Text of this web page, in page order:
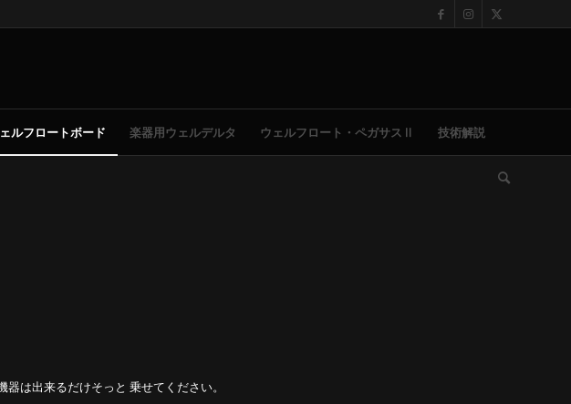
ルフロートボード 楽器用ウェルデルタ ウェルフロート・ペガサスⅡ 技術解説
は出来るだけそっと 乗せてください。